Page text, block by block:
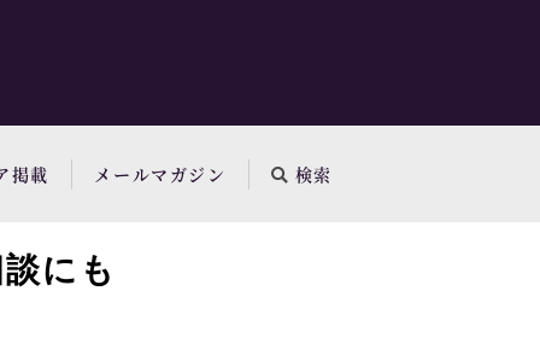
掲載 メールマガジン 検索
にも